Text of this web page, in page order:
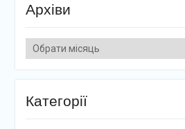
Архіви
Архіви
Категорії